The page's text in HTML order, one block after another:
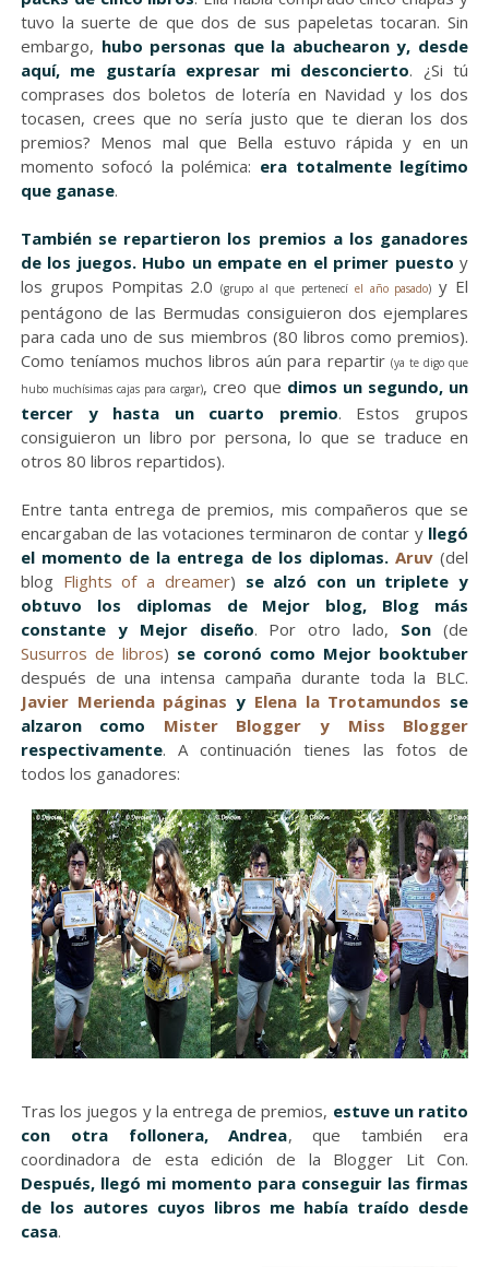
tuvo la suerte de que dos de sus papeletas tocaran. Sin
embargo, hubo personas que la abuchearon y, desde
aquí, me gustaría expresar mi desconcierto. ¿Si tú
comprases dos boletos de lotería en Navidad y los dos
tocasen, crees que no sería justo que te dieran los dos
premios? Menos mal que Bella estuvo rápida y en un
momento sofocó la polémica: era totalmente legítimo
que ganase.
También se repartieron los premios a los ganadores
de los juegos. Hubo un empate en el primer puesto y
los grupos Pompitas 2.0(grupo al que pertenecí el año pasado) y El
pentágono de las Bermudas consiguieron dos ejemplares
para cada uno de sus miembros (80 libros como premios).
Como teníamos muchos libros aún para repartir (ya te digo que
hubo muchísimas cajas para cargar), creo que dimos un segundo, un
tercer y hasta un cuarto premio. Estos grupos
consiguieron un libro por persona, lo que se traduce en
otros 80 libros repartidos).
Entre tanta entrega de premios, mis compañeros que se
encargaban de las votaciones terminaron de contar y llegó
el momento de la entrega de los diplomas. Aruv(del
blog Flights of a dreamer) se alzó con un triplete y
obtuvo los diplomas de Mejor blog, Blog más
constante y Mejor diseño. Por otro lado, Son (de
Susurros de libros) se coronó como Mejor booktuber
después de una intensa campaña durante toda la BLC.
Javier Merienda páginas y Elena la Trotamundos se
alzaron como Mister Blogger y Miss Blogger
respectivamente. A continuación tienes las fotos de
todos los ganadores:
Tras los juegos y la entrega de premios, estuve un ratito
con otra follonera, Andrea, que también era
coordinadora de esta edición de la Blogger Lit Con.
Después, llegó mi momento para conseguir las firmas
de los autores cuyos libros me había traído desde
casa.